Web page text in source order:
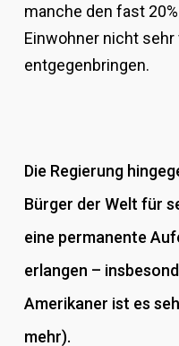
manche den fast
Einwohner nicht sehr
entgegenbringen.
Die Regierung
Bürger der Welt für
eine permanente
erlangen –
Amerikaner ist es
mehr).